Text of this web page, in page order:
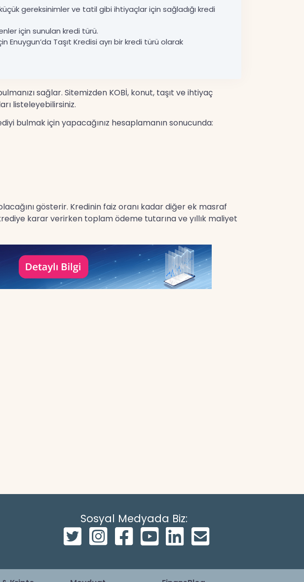
gereksinimler ve tatil gibi ihtiyaçlar için sağladığı kredi
için sunulan kredi türü.
Enuygun’da Taşıt Kredisi ayrı bir kredi türü olarak
sağlar. Sitemizden KOBİ, konut, taşıt ve ihtiyaç
listeleyebilirsiniz.
bulmak için yapacağınız hesaplamanın sonucunda:
gösterir. Kredinin faiz oranı kadar diğer ek masraf
karar verirken toplam ödeme tutarına ve yıllık maliyet
Sosyal Medyada Biz: